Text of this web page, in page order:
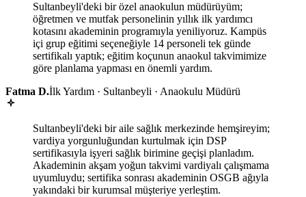
Sultanbeyli'deki bir özel anaokulun müdürüyüm;
öğretmen ve mutfak personelinin yıllık ilk yardımcı
kotasını akademinin programıyla yeniliyoruz. Kampüs
içi grup eğitimi seçeneğiyle 14 personeli tek günde
sertifikalı yaptık; eğitim koçunun anaokul takvimimize
göre planlama yapması en önemli yardım.
Fatma D.İlk Yardım · Sultanbeyli · Anaokulu Müdürü
Sultanbeyli'deki bir aile sağlık merkezinde hemşireyim;
vardiya yorgunluğundan kurtulmak için DSP
sertifikasıyla işyeri sağlık birimine geçişi planladım.
Akademinin akşam yoğun takvimi vardiyalı çalışmama
uyumluydu; sertifika sonrası akademinin OSGB ağıyla
yakındaki bir kurumsal müşteriye yerleştim.